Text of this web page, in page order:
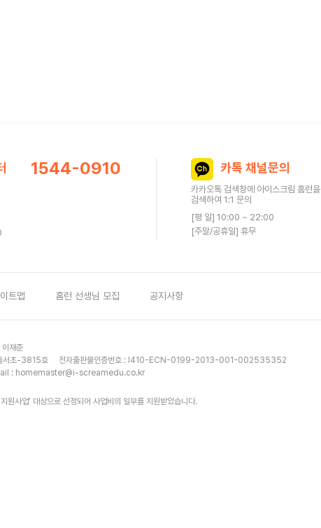
1544-0910 카톡 채널문의
카카오톡 검색창에 아이스크림 홈런을
검색하여 1:1 문의
[평 일] 10:00 ~ 22:00
[주말/공휴일] 휴무
트맵 홈런 선생님 모집 공지사항
이재준
서초-3815호
전자출판물인증번호 : I410-ECN-0199-2013-001-002535352
: homemaster@i-screamedu.co.kr
원사업’ 대상으로 선정되어 사업비의 일부를 지원받았습니다.